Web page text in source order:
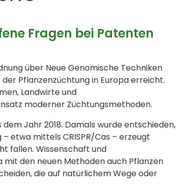
Fragen bei Patenten
über Neue Genomische Techniken
Pflanzenzüchtung in Europa erreicht.
Landwirte und
moderner Züchtungsmethoden.
Jahr 2018. Damals wurde entschieden,
etwa mittels CRISPR/Cas – erzeugt
fallen. Wissenschaft und
den neuen Methoden auch Pflanzen
die auf natürlichem Wege oder